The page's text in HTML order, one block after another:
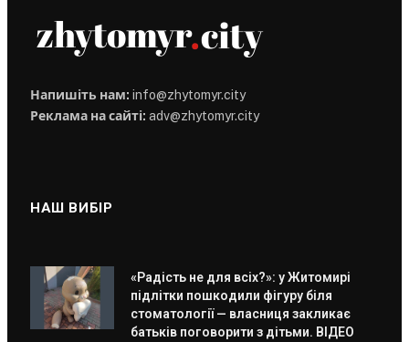
Напишіть нам: info@zhytomyr.city
Реклама на сайті: adv@zhytomyr.city
НАШ ВИБІР
«Радість не для всіх?»: у Житомирі
підлітки пошкодили фігуру біля
стоматології — власниця закликає
батьків поговорити з дітьми. ВІДЕО